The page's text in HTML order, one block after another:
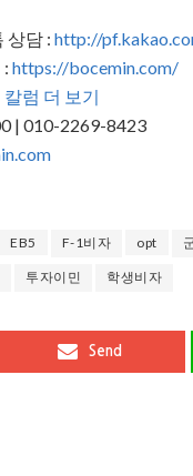
상담 : http://
https://bocemin.com/
럼 더 보기
| 010-2269-8423
EB5 F-1비자 opt
투자이민 학생비자
Send